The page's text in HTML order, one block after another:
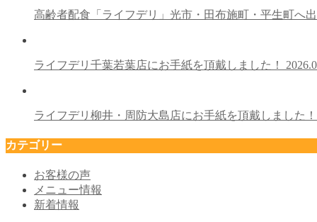
高齢者配食「ライフデリ」光市・田布施町・平生町へ
ライフデリ千葉若葉店にお手紙を頂戴しました！
ライフデリ柳井・周防大島店にお手紙を頂戴しました
カテゴリー
お客様の声
メニュー情報
新着情報